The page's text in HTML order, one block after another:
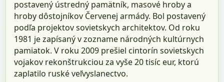
postavený ústredný pamätník, masové hroby a
hroby dôstojníkov Červenej armády. Bol postavený
podľa projektov sovietskych architektov. Od roku
1981 je zapísaný v zozname národných kultúrnych
pamiatok. V roku 2009 prešiel cintorín sovietskych
vojakov rekonštrukciou za vyše 20 tisíc eur, ktorú
zaplatilo ruské veľvyslanectvo.